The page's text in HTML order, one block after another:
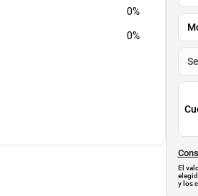
0%
0%
El
y los